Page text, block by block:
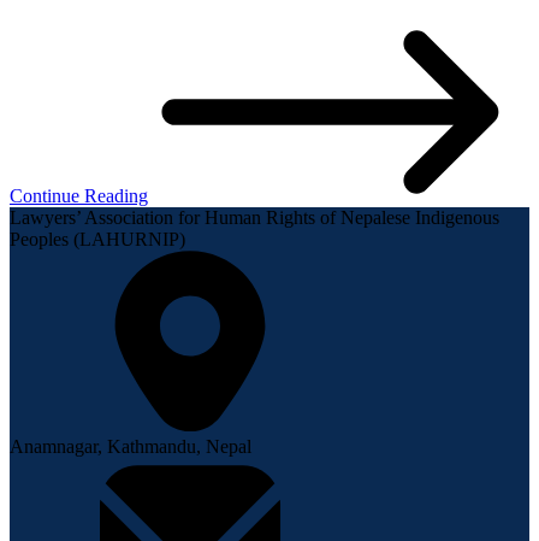
Continue Reading
Lawyers’ Association for Human Rights of Nepalese Indigenous
Peoples (LAHURNIP)
Anamnagar, Kathmandu, Nepal